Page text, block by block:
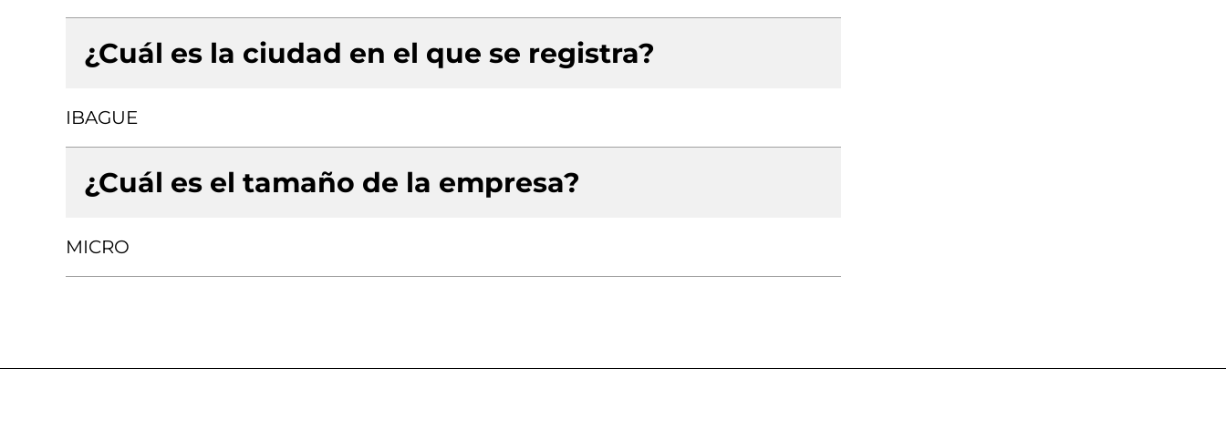
¿Cuál es la ciudad en el que se registra?
IBAGUE
¿Cuál es el tamaño de la empresa?
MICRO